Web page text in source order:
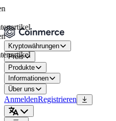
Kryptowährungen
Preis
Produkte
Informationen
Über uns
AnmeldenRegistrieren